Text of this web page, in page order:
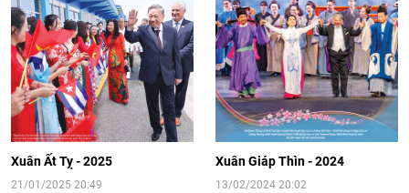
sinh Việt Nam tại trại hè Artek
14:41|12/06/2026
[Video] Đối ngoại nhân dân Thủ đô
hướng tới kết nối hiệu quả nguồn lực
người Việt Nam ở nước ngoài
16:58|10/06/2026
Xuân Ất Tỵ - 2025
21/01/2025 20:49
Xuân Giáp Thìn - 2024
13/02/2024 20:02